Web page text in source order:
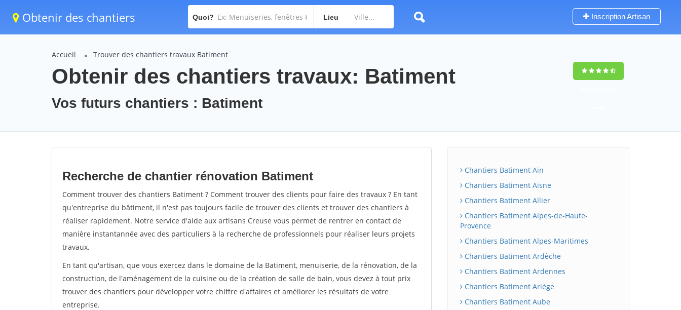
Obtenir des chantiers Quoi? Lieu Inscription Artisan
Accueil Trouver des chantiers travaux Batiment
Obtenir des chantiers travaux: Batiment
Vos futurs chantiers : Batiment
Recherche de chantier rénovation Batiment
Comment trouver des chantiers Batiment ? Comment trouver des clients pour faire des travaux ? En tant
qu'entreprise du bâtiment, il n'est pas toujours facile de trouver des clients et trouver des chantiers à
réaliser rapidement. Notre service d'aide aux artisans Creuse vous permet de rentrer en contact de
manière instantannée avec des particuliers à la recherche de professionnels pour réaliser leurs projets
travaux.
En tant qu'artisan, que vous exercez dans le domaine de la Batiment, menuiserie, de la rénovation, de la
construction, de l'aménagement de la cuisine ou de la création de salle de bain, vous devez à tout prix
trouver des chantiers pour développer votre chiffre d'affaires et améliorer les résultats de votre
entreprise.
Chantiers Batiment Ain
Chantiers Batiment Aisne
Chantiers Batiment Allier
Chantiers Batiment Alpes-de-Haute-
Provence
Chantiers Batiment Alpes-Maritimes
Chantiers Batiment Ardèche
Chantiers Batiment Ardennes
Chantiers Batiment Ariège
Chantiers Batiment Aube